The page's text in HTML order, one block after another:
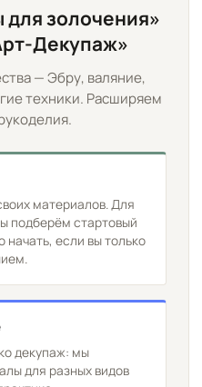
золочения»
Декупаж»
— Эбру, валяние,
техники. Расширяем
материалов. Для
подберём стартовый
начать, если вы только
декупаж: мы
для разных видов